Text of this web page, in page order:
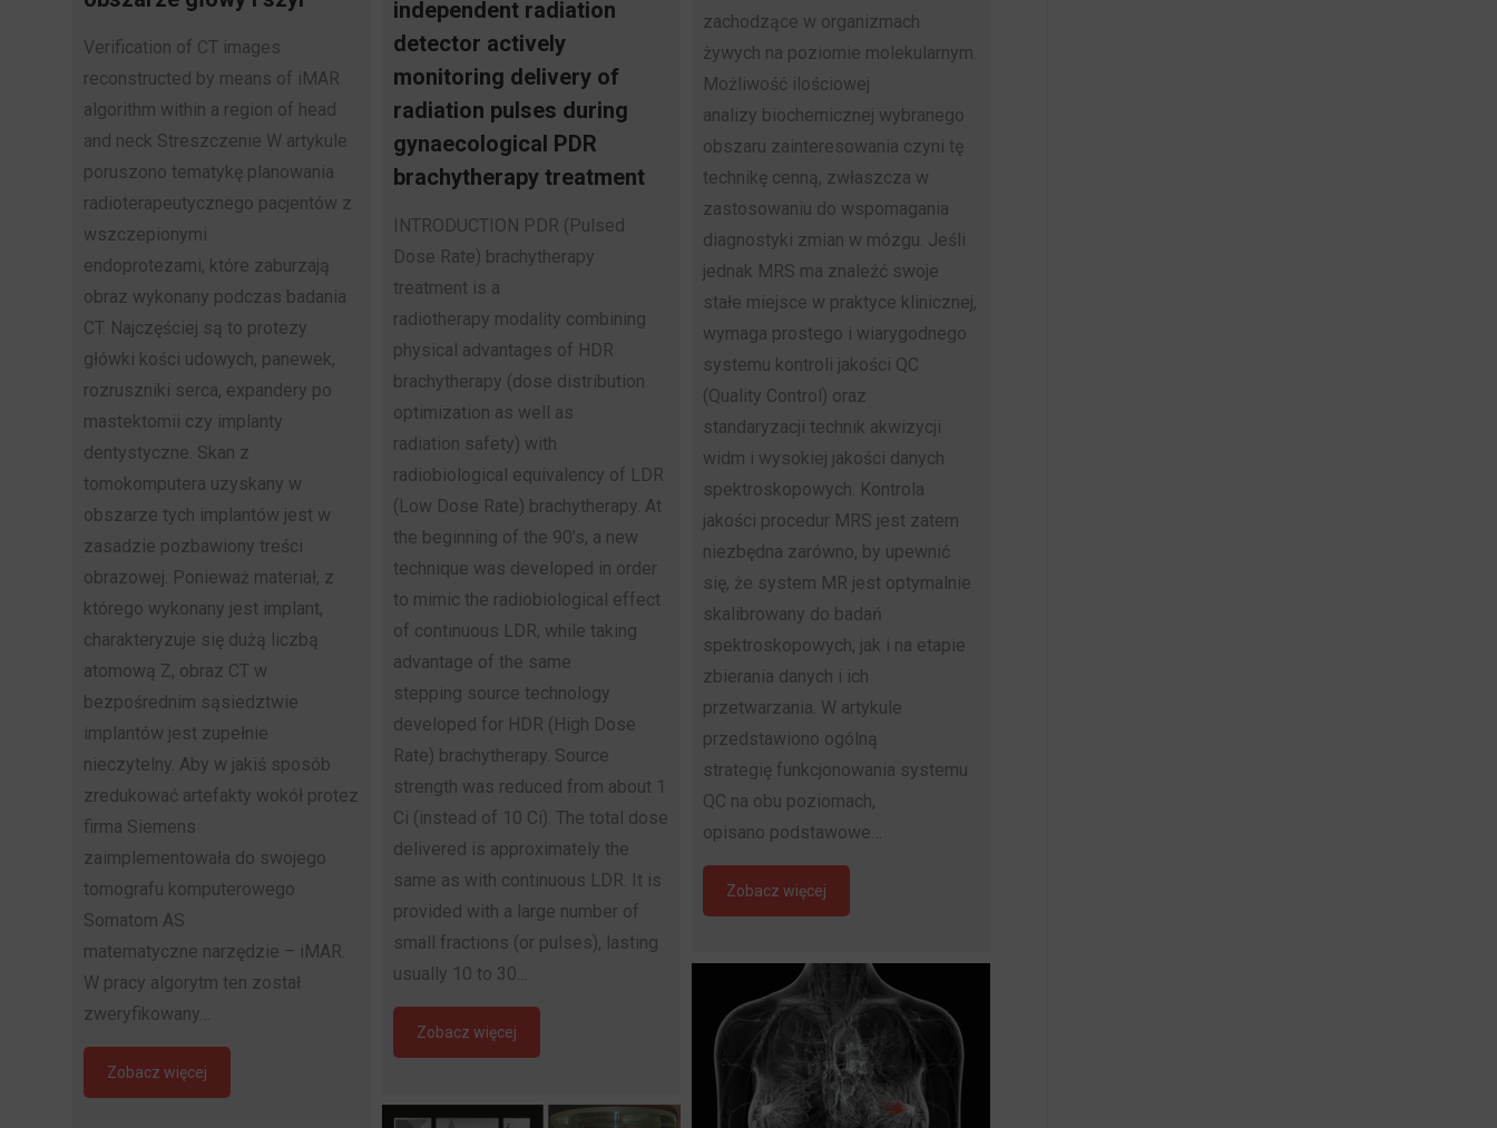
zachodzące w organizmach
żywych na poziomie molekularnym.
Możliwość ilościowej
analizy biochemicznej wybranego
obszaru zainteresowania czyni tę
technikę cenną, zwłaszcza w
zastosowaniu do wspomagania
diagnostyki zmian w mózgu. Jeśli
jednak MRS ma znaleźć swoje
stałe miejsce w praktyce klinicznej,
wymaga prostego i wiarygodnego
systemu kontroli jakości QC
(Quality Control) oraz
standaryzacji technik akwizycji
widm i wysokiej jakości danych
spektroskopowych. Kontrola
jakości procedur MRS jest zatem
niezbędna zarówno, by upewnić
się, że system MR jest optymalnie
skalibrowany do badań
spektroskopowych, jak i na etapie
zbierania danych i ich
przetwarzania. W artykule
przedstawiono ogólną
strategię funkcjonowania systemu
QC na obu poziomach,
opisano podstawowe…
Zobacz więcej
independent radiation
detector actively
monitoring delivery of
radiation pulses during
gynaecological PDR
brachytherapy treatment
INTRODUCTION PDR (Pulsed
Dose Rate) brachytherapy
treatment is a
radiotherapy modality combining
physical advantages of HDR
brachytherapy (dose distribution
optimization as well as
radiation safety) with
radiobiological equivalency of LDR
(Low Dose Rate) brachytherapy. At
the beginning of the 90’s, a new
technique was developed in order
to mimic the radiobiological effect
of continuous LDR, while taking
advantage of the same
stepping source technology
developed for HDR (High Dose
Rate) brachytherapy. Source
strength was reduced from about 1
Ci (instead of 10 Ci). The total dose
delivered is approximately the
same as with continuous LDR. It is
provided with a large number of
small fractions (or pulses), lasting
usually 10 to 30…
Zobacz więcej
Verification of CT images
reconstructed by means of iMAR
algorithm within a region of head
and neck Streszczenie W artykule
poruszono tematykę planowania
radioterapeutycznego pacjentów z
wszczepionymi
endoprotezami, które zaburzają
obraz wykonany podczas badania
CT. Najczęściej są to protezy
główki kości udowych, panewek,
rozruszniki serca, expandery po
mastektomii czy implanty
dentystyczne. Skan z
tomokomputera uzyskany w
obszarze tych implantów jest w
zasadzie pozbawiony treści
obrazowej. Ponieważ materiał, z
którego wykonany jest implant,
charakteryzuje się dużą liczbą
atomową Z, obraz CT w
bezpośrednim sąsiedztwie
implantów jest zupełnie
nieczytelny. Aby w jakiś sposób
zredukować artefakty wokół protez
firma Siemens
zaimplementowała do swojego
tomografu komputerowego
Somatom AS
matematyczne narzędzie – iMAR.
W pracy algorytm ten został
zweryfikowany…
Zobacz więcej